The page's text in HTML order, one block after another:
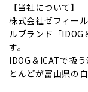
【当社について】
株式会社ゼフィー
ルブランド「
す。
IDOG＆ICATで扱
とんどが富山県の